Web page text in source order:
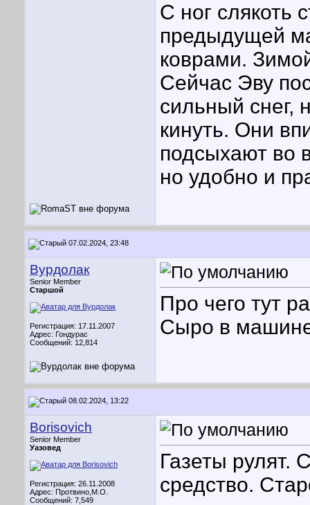
С ног слякоть
предыдущей
коврами.
Сейчас Эву
сильный снег,
кинуть. Они
подсыхают во
но удобно и
07.02.2024, 23:48
Вурдолак
Senior Member
Старшой
Регистрация: 17.11.2007
Адрес: Гондурас
Сообщений: 12,814
Про чего тут
Сыро в
08.02.2024, 13:22
Borisovich
Senior Member
Уазовед
Регистрация: 26.11.2008
Адрес: Протвино,М.О.
Сообщений: 7,549
Газеты рулят.
средство.